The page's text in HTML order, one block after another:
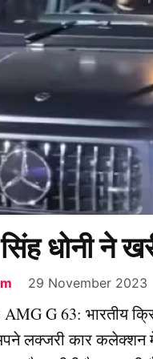
धोनी ने
29 November 2023
G 63: भारतीय
लक्जरी कार कलेक्शन